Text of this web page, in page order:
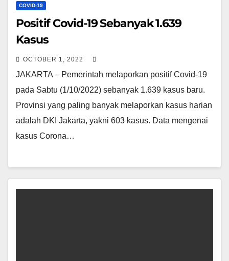
COVID-19
Positif Covid-19 Sebanyak 1.639
Kasus
OCTOBER 1, 2022
JAKARTA – Pemerintah melaporkan positif Covid-19
pada Sabtu (1/10/2022) sebanyak 1.639 kasus baru.
Provinsi yang paling banyak melaporkan kasus harian
adalah DKI Jakarta, yakni 603 kasus. Data mengenai
kasus Corona…